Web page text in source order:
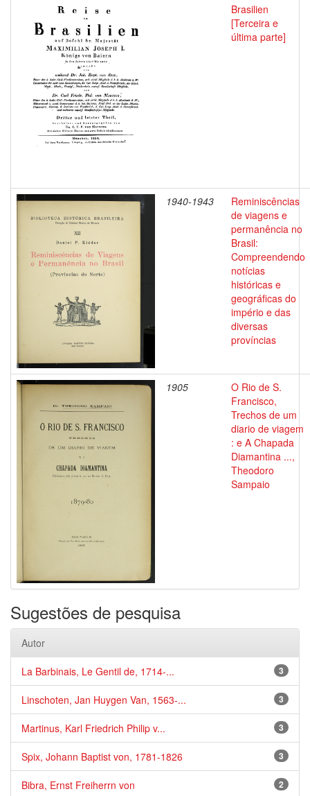
Brasilien
[Terceira e
última parte]
1940-1943
Reminiscências
de viagens e
permanência no
Brasil:
Compreendendo
notícias
históricas e
geográficas do
império e das
diversas
províncias
1905
O Rio de S.
Francisco,
Trechos de um
diario de viagem
: e A Chapada
Diamantina ...,
Theodoro
Sampaio
Sugestões de pesquisa
Autor
3
La Barbinais, Le Gentil de, 1714-...
3
Linschoten, Jan Huygen Van, 1563-...
3
Martinus, Karl Friedrich Philip v...
3
Spix, Johann Baptist von, 1781-1826
2
Bibra, Ernst Freiherrn von